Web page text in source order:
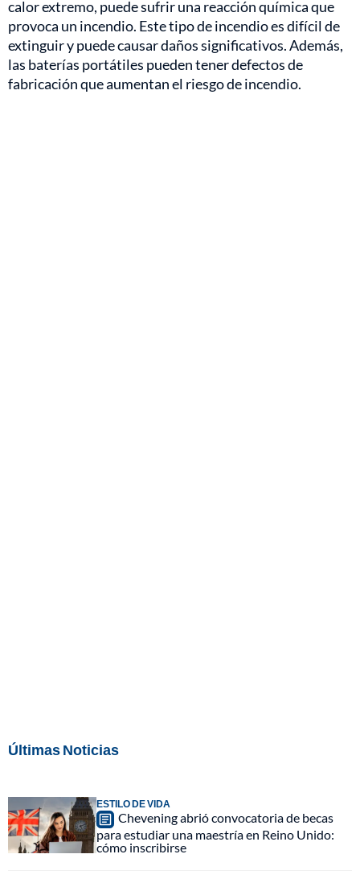
calor extremo, puede sufrir una reacción química que
provoca un incendio. Este tipo de incendio es difícil de
extinguir y puede causar daños significativos. Además,
las baterías portátiles pueden tener defectos de
fabricación que aumentan el riesgo de incendio.
Últimas Noticias
ESTILO DE VIDA
Chevening abrió convocatoria de becas
para estudiar una maestría en Reino Unido:
cómo inscribirse